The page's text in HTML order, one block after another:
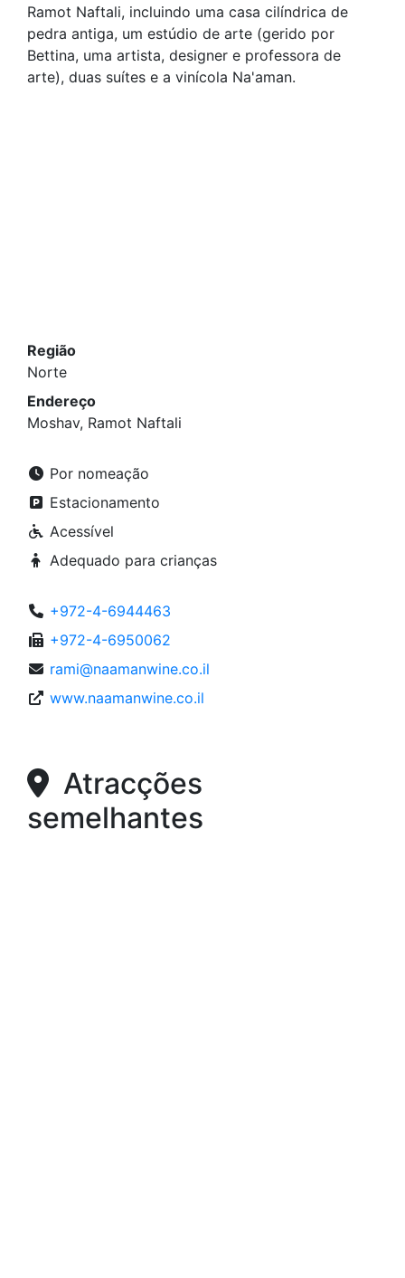
Ramot Naftali, incluindo uma casa cilíndrica de
pedra antiga, um estúdio de arte (gerido por
Bettina, uma artista, designer e professora de
arte), duas suítes e a vinícola Na'aman.
Região
Norte
Endereço
Moshav, Ramot Naftali
Por nomeação
Estacionamento
Acessível
Adequado para crianças
+972-4-6944463
+972-4-6950062
rami@naamanwine.co.il
www.naamanwine.co.il
Atracções
semelhantes